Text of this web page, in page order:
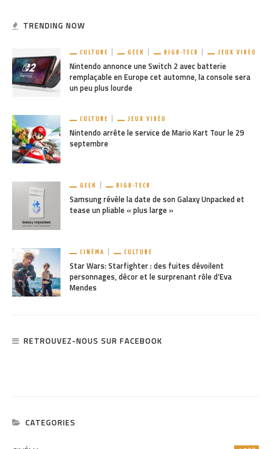
TRENDING NOW
CULTURE GEEK HIGH-TECH JEUX VIDÉO
Nintendo annonce une Switch 2 avec batterie
remplaçable en Europe cet automne, la console sera
un peu plus lourde
CULTURE JEUX VIDÉO
Nintendo arrête le service de Mario Kart Tour le 29
septembre
GEEK HIGH-TECH
Samsung révèle la date de son Galaxy Unpacked et
tease un pliable « plus large »
CINÉMA CULTURE
Star Wars: Starfighter : des fuites dévoilent
personnages, décor et le surprenant rôle d’Eva
Mendes
RETROUVEZ-NOUS SUR FACEBOOK
CATEGORIES